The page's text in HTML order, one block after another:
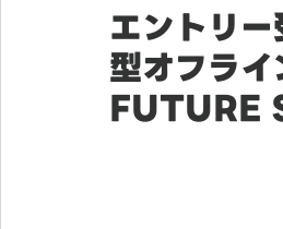
エントリ
型オフラ
FUTURE